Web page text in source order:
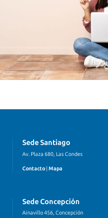
Sede Santiago
Av. Plaza 680, Las Condes
Contacto | Mapa
Sede Concepción
Ainavillo 456, Concepción